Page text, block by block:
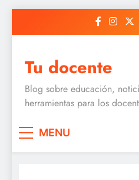
Tu docente
Blog sobre educación,
herramientas para los
MENU